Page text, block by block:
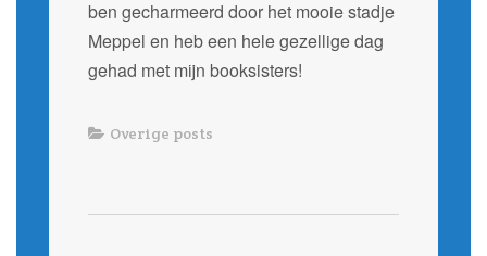
ben gecharmeerd door het mooie stadje
Meppel en heb een hele gezellige dag
gehad met mijn booksisters!
Overige posts